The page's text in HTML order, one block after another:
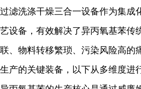
过滤洗涤干燥三合一设备作为集成
艺设备，有效解决了异丙氧基苯传
联、物料转移繁琐、污染风险高的
生产的关键装备，以下从多维度进